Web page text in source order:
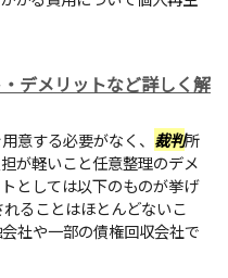
デメリットなど詳しく解
意する必要がなく、 裁判所
が軽いこと任意整理のデメ
としては以下のものが挙げ
ることはほとんどないこ
社や一部の債権回収会社で